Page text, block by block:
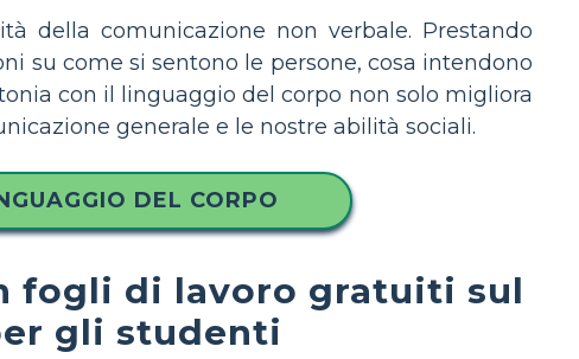
della comunicazione non verbale. Prestando
su come si sentono le persone, cosa intendono
con il linguaggio del corpo non solo migliora
generale e le nostre abilità sociali.
DEL CORPO
fogli di lavoro gratuiti sul
gli studenti